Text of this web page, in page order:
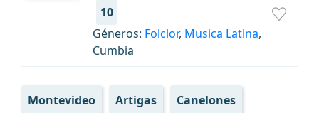
10
Géneros: Folclor, Musica Latina,
Cumbia
Montevideo Artigas Canelones